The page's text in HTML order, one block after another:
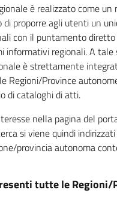
è realizzato come un
di proporre agli utenti un
con il puntamento
informativi regionali. A tale
è strettamente
Regioni/Province
di cataloghi di atti.
nella pagina del
si viene quindi
provincia autonoma
tutte le Regioni/